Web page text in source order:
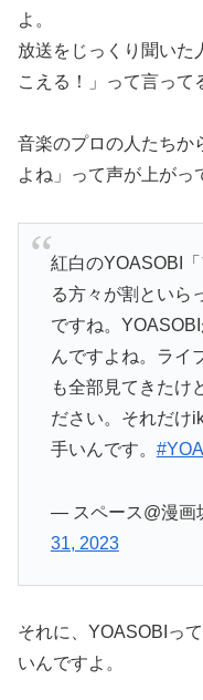
よ。
放送をじっくり聞いた
こえる！」って言って
音楽のプロの人たちか
よね」って声が上がっ
紅白のYOASOBI
る方々が割といら
ですね。
んですよね。ライ
も全部見てきたけ
ださい。それだけ
手いんです。
— スペース@漫画
31, 2023
それに、YOASOBIっ
いんですよ。